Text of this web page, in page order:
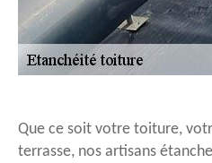
Que ce soit votre toiture,
terrasse, nos artisans